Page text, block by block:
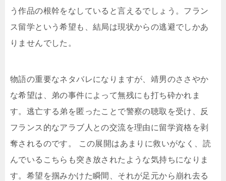
う作品の根幹をなしていると言えるでしょう。フラン
ス留学という希望も、結局は現状からの逃避でしかあ
りませんでした。
物語の重要なネタバレになりますが、靖男のささやか
な希望は、弟の事件によって無残にも打ち砕かれま
す。逃亡する弟を匿ったことで警察の聴取を受け、反
フランス的なアラブ人との交流を理由に留学資格を剥
奪されるのです。 この展開はあまりに救いがなく、読
んでいるこちらも突き放されたような気持ちになりま
す。希望を掴みかけた瞬間、それが足元から崩れ去る